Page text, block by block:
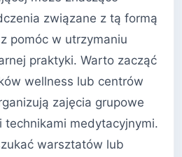
związane z tą formą
pomóc w utrzymaniu
praktyki. Warto zacząć
wellness lub centrów
zajęcia grupowe
technikami medytacyjnymi.
warsztatów lub